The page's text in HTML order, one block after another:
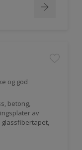
og god
betong,
av